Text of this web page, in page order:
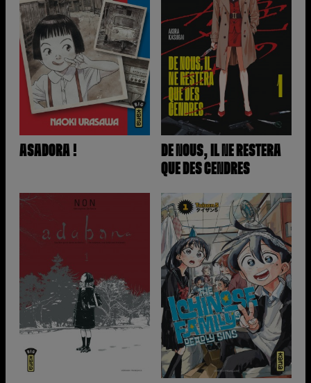
ASADORA !
DE NOUS, IL NE RESTERA
QUE DES CENDRES